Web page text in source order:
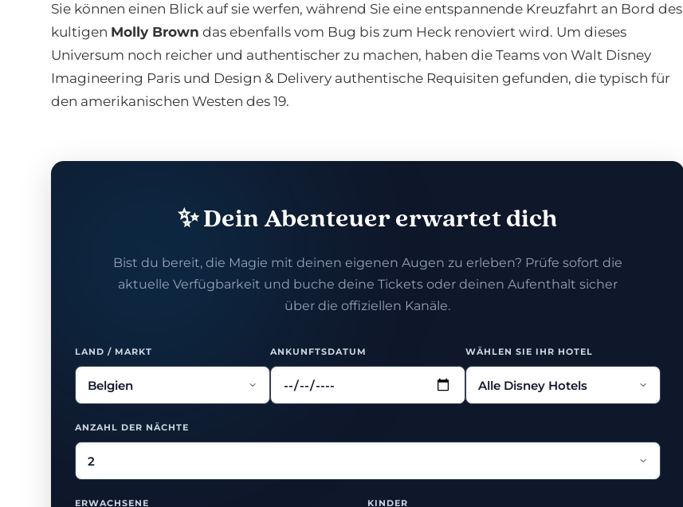
Sie können einen Blick auf sie werfen, während Sie eine entspannende Kreuzfahrt an Bord des
kultigen Molly Brown das ebenfalls vom Bug bis zum Heck renoviert wird. Um dieses
Universum noch reicher und authentischer zu machen, haben die Teams von Walt Disney
Imagineering Paris und Design & Delivery authentische Requisiten gefunden, die typisch für
den amerikanischen Westen des 19.
✨ Dein Abenteuer erwartet dich
Bist du bereit, die Magie mit deinen eigenen Augen zu erleben? Prüfe sofort die
aktuelle Verfügbarkeit und buche deine Tickets oder deinen Aufenthalt sicher
über die offiziellen Kanäle.
LAND / MARKT ANKUNFTSDATUM WÄHLEN SIE IHR HOTEL
ANZAHL DER NÄCHTE
ERWACHSENE KINDER